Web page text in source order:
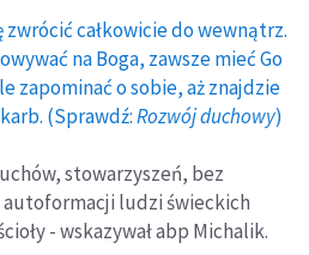
zwrócić całkowicie do wewnątrz.
na Boga, zawsze mieć Go
zapominać o sobie, aż znajdzie
(Sprawdź:Rozwój duchowy)
stowarzyszeń, bez
autoformacji ludzi świeckich
- wskazywał abp Michalik.